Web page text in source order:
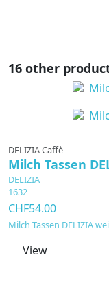
16 other
DELIZIA Caffè
Milch Tassen
DELIZIA
1632
CHF54.00
Milch Tassen DELIZIA
View